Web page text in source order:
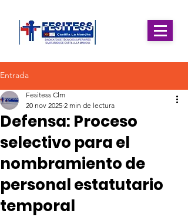
Entrada
Defensa: Proceso
selectivo para el
nombramiento de
personal estatutario
temporal
Fesitess Clm
20 nov 2025 2 min de lectura